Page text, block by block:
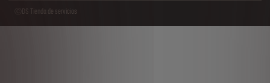
ⒸDS Tienda de servicios